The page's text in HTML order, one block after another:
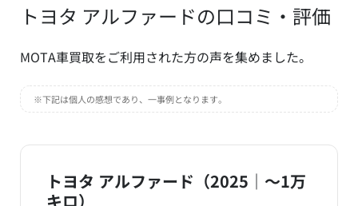
トヨタ アルファードの口コミ・評価
MOTA車買取をご利用された方の声を集めました。
※下記は個人の感想であり、一事例となります。
トヨタ アルファード（2025｜～1万
キロ）